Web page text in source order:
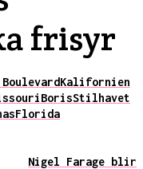
frisyr
BoulevardKalifornien
BorisStilhavet
Florida
Nigel Farage blir